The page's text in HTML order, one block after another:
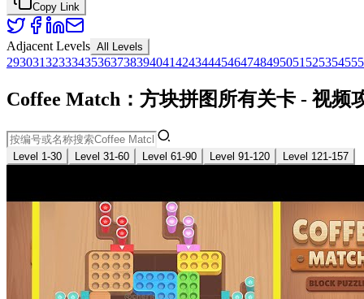
Copy Link
Adjacent Levels All Levels
2930313233343536373839404142434445464748495051 52535455
Coffee Match：方块拼图所有关卡 - 视频
Level 1-30 Level 31-60 Level 61-90 Level 91-120 Level 121-157